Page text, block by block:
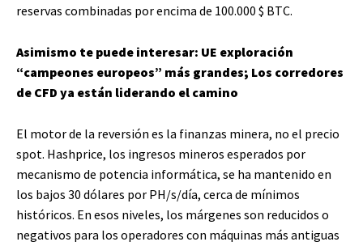
reservas combinadas por encima de 100.000 $ BTC.
Asimismo te puede interesar: UE exploración
“campeones europeos” más grandes; Los corredores
de CFD ya están liderando el camino
El motor de la reversión es la finanzas minera, no el precio
spot. Hashprice, los ingresos mineros esperados por
mecanismo de potencia informática, se ha mantenido en
los bajos 30 dólares por PH/s/día, cerca de mínimos
históricos. En esos niveles, los márgenes son reducidos o
negativos para los operadores con máquinas más antiguas